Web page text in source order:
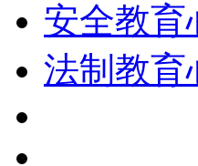
安全教育
法制教育